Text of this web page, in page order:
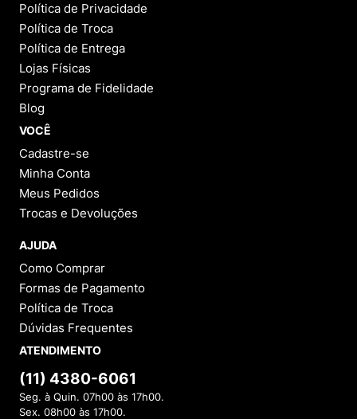
Política de Privacidade
Política de Troca
Política de Entrega
Lojas Físicas
Programa de Fidelidade
Blog
VOCÊ
Cadastre-se
Minha Conta
Meus Pedidos
Trocas e Devoluções
AJUDA
Como Comprar
Formas de Pagamento
Política de Troca
Dúvidas Frequentes
ATENDIMENTO
(11) 4380-6061
Seg. à Quin. 07h00 às 17h00.
Sex. 08h00 às 17h00.